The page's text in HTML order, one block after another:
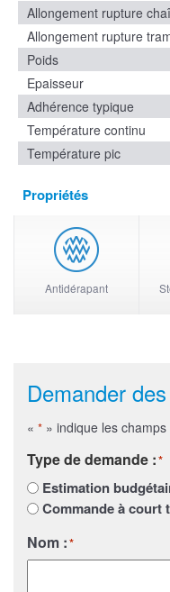
Allongement rupture
Allongement rupture
Poids
Epaisseur
Adhérence typique
Température continu
Température pic
Propriétés
Antidérapant
Demander
« * » indique les
Type de demande :*
Estimation
Commande à court
Nom :*